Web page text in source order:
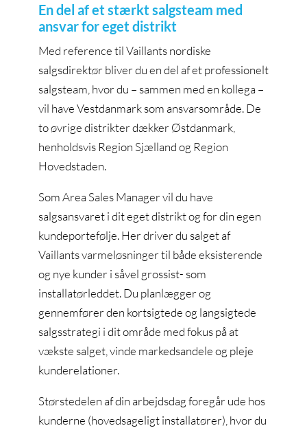
En del af et stærkt salgsteam med
ansvar for eget distrikt
Med reference til Vaillants nordiske
salgsdirektør bliver du en del af et professionelt
salgsteam, hvor du – sammen med en kollega –
vil have Vestdanmark som ansvarsområde. De
to øvrige distrikter dækker Østdanmark,
henholdsvis Region Sjælland og Region
Hovedstaden.
Som Area Sales Manager vil du have
salgsansvaret i dit eget distrikt og for din egen
kundeportefølje. Her driver du salget af
Vaillants varmeløsninger til både eksisterende
og nye kunder i såvel grossist- som
installatørleddet. Du planlægger og
gennemfører den kortsigtede og langsigtede
salgsstrategi i dit område med fokus på at
vækste salget, vinde markedsandele og pleje
kunderelationer.
Størstedelen af din arbejdsdag foregår ude hos
kunderne (hovedsageligt installatører), hvor du